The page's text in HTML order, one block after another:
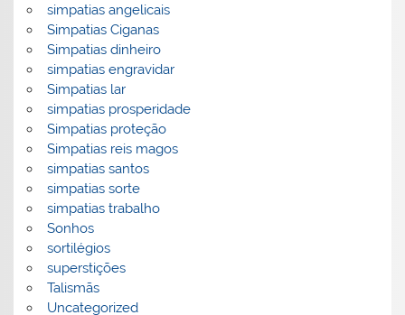
simpatias angelicais
Simpatias Ciganas
Simpatias dinheiro
simpatias engravidar
Simpatias lar
simpatias prosperidade
Simpatias proteção
Simpatias reis magos
simpatias santos
simpatias sorte
simpatias trabalho
Sonhos
sortilégios
superstições
Talismãs
Uncategorized